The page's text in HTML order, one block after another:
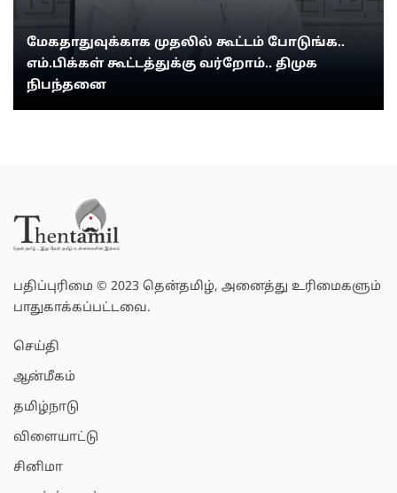
மேகதாதுவுக்காக முதலில் கூட்டம் போடுங்க..
எம்.பிக்கள் கூட்டத்துக்கு வர்றோம்.. திமுக
நிபந்தனை
பதிப்புரிமை © 2023 தென்தமிழ், அனைத்து உரிமைகளும்
பாதுகாக்கப்பட்டவை.
செய்தி
ஆன்மீகம்
தமிழ்நாடு
விளையாட்டு
சினிமா